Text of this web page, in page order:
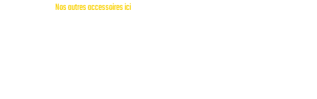
Nos autres accessoires ici